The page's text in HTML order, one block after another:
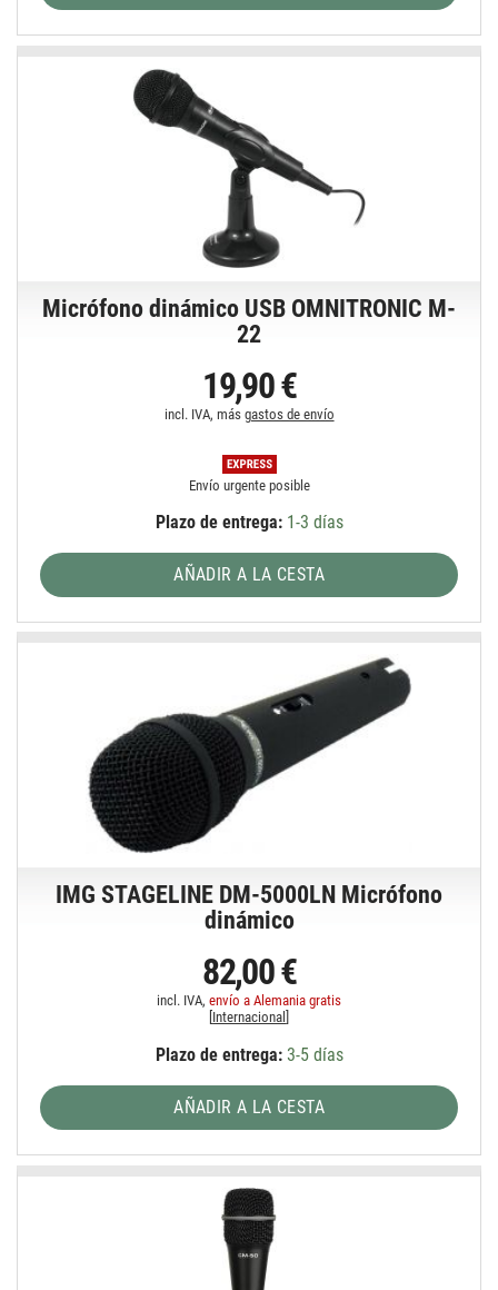
Micrófono dinámico USB OMNITRONIC M-
22
19,90 €
incl. IVA, más gastos de envío
Envío urgente posible
Plazo de entrega:1-3 días
AÑADIR A LA CESTA
IMG STAGELINE DM-5000LN Micrófono
dinámico
82,00 €
incl. IVA,envío a Alemania gratis
Internacional
Plazo de entrega:3-5 días
AÑADIR A LA CESTA